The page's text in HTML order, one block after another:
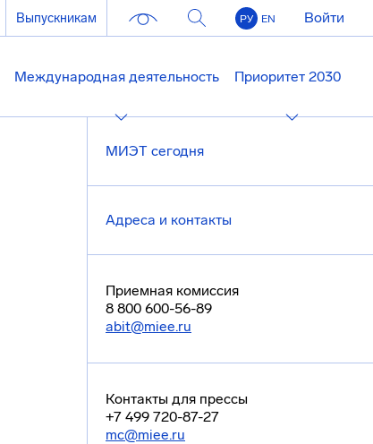
Выпускникам РУ EN Войти
Международная деятельность Приоритет 2030
МИЭТ сегодня
Адреса и контакты
Приемная комиссия
8 800 600-56-89
abit@miee.ru
Контакты для прессы
+7 499 720-87-27
mc@miee.ru